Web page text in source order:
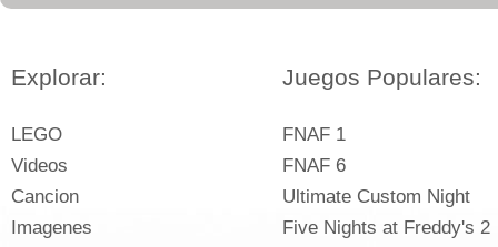
Explorar:
LEGO
Videos
Cancion
Imagenes
Juegos Populares:
FNAF 1
FNAF 6
Ultimate Custom Night
Five Nights at Freddy's 2